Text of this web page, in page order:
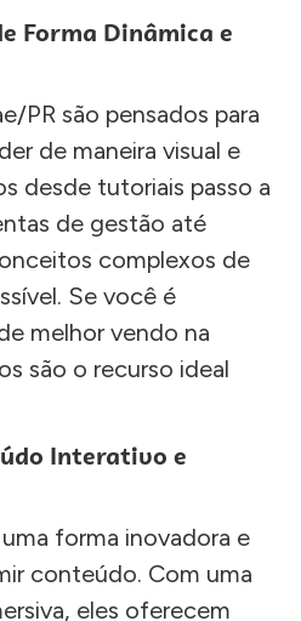
Forma Dinâmica e
PR são pensados para
de maneira visual e
desde tutoriais passo a
de gestão até
complexos de
Se você é
melhor vendo na
são o recurso ideal
Interativo e
forma inovadora e
conteúdo. Com uma
eles oferecem